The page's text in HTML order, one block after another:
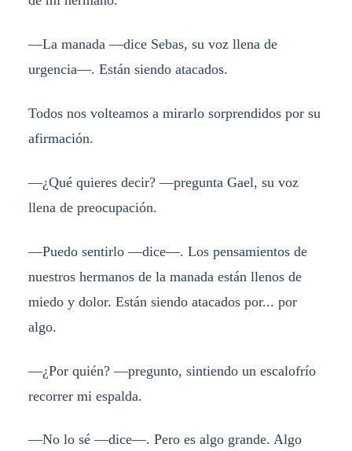
—La manada —dice Sebas, su voz llena de
urgencia—. Están siendo atacados.
Todos nos volteamos a mirarlo sorprendidos por su
afirmación.
—¿Qué quieres decir? —pregunta Gael, su voz
llena de preocupación.
—Puedo sentirlo —dice—. Los pensamientos de
nuestros hermanos de la manada están llenos de
miedo y dolor. Están siendo atacados por... por
algo.
—¿Por quién? —pregunto, sintiendo un escalofrío
recorrer mi espalda.
—No lo sé —dice—. Pero es algo grande. Algo